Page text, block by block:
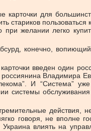
карточки для
пользоваться
желании легко
конечно,
введен один
россиянина Владимира
И “Система”
системы
действия,
говоря, не вполне
влиять на